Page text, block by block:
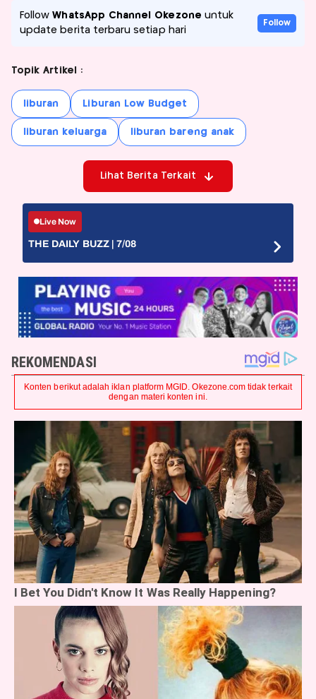
FollowWhatsApp Channel Okezone untuk
update berita terbaru setiap hari
Follow
Topik Artikel :
liburan Liburan Low Budget
liburan keluarga liburan bareng anak
Lihat Berita Terkait
Live Now
THE DAILY BUZZ | 7/08